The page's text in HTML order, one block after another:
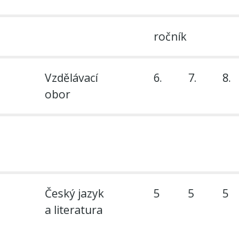
ročník
Vzdělávací
obor
6. 7. 8.
Český jazyk
a literatura
5 5 5